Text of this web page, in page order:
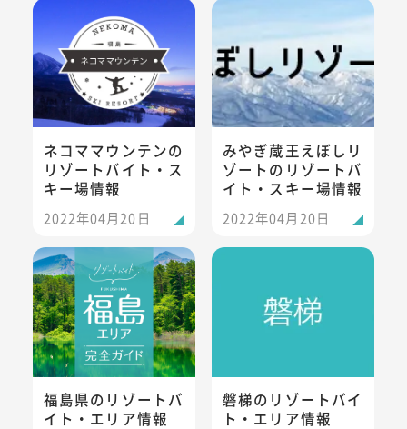
ネコママウンテンのリゾートバイト・スキー場情報
ネコママウンテンの
リゾートバイト・ス
キー場情報
2022年04月20日
みやぎ蔵王えぼしリゾートの
みやぎ蔵王えぼしリ
ゾートのリゾートバ
イト・スキー場情報
2022年04月20日
福島県のリゾートバイト・エリア情報
福島県のリゾートバ
イト・エリア情報
磐梯のリゾートバイト・エリア
磐梯のリゾートバイ
ト・エリア情報